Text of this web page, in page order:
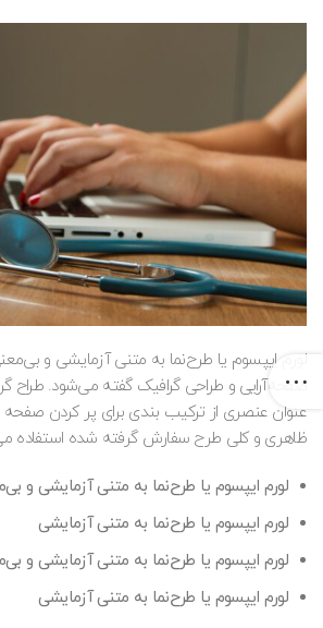
لورم ایپسوم یا طرح‌نما به متنی آزمایشی و
صفحه‌آرایی و طراحی گرافیک گفته می‌شود. طراح
عنوان عنصری از ترکیب بندی برای پر کردن صفحه
ظاهری و کلی طرح سفارش گرفته شده استفاده
لورم ایپسوم یا طرح‌نما به متنی آزمایشی و
لورم ایپسوم یا طرح‌نما به متنی آزمایشی
لورم ایپسوم یا طرح‌نما به متنی آزمایشی و
لورم ایپسوم یا طرح‌نما به متنی آزمایشی